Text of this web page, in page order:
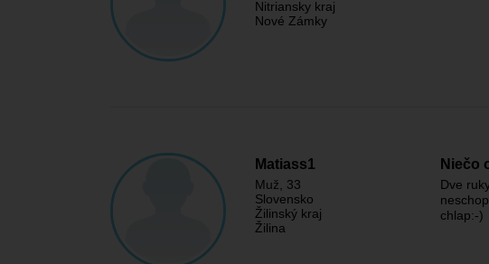
Nitriansky kraj
Nové Zámky
Matiass1
Muž , 33
Slovensko
Žilinský kraj
Žilina
Niečo
Dve
chlap:⁠-)